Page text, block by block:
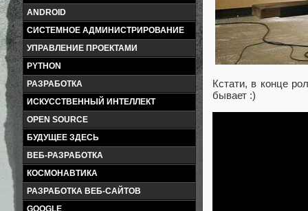
ANDROID
СИСТЕМНОЕ АДМИНИСТРИРОВАНИЕ
УПРАВЛЕНИЕ ПРОЕКТАМИ
PYTHON
РАЗРАБОТКА
ИСКУССТВЕННЫЙ ИНТЕЛЛЕКТ
OPEN SOURCE
БУДУЩЕЕ ЗДЕСЬ
ВЕБ-РАЗРАБОТКА
КОСМОНАВТИКА
РАЗРАБОТКА ВЕБ-САЙТОВ
GOOGLE
Кстати, в конце
бывает :)